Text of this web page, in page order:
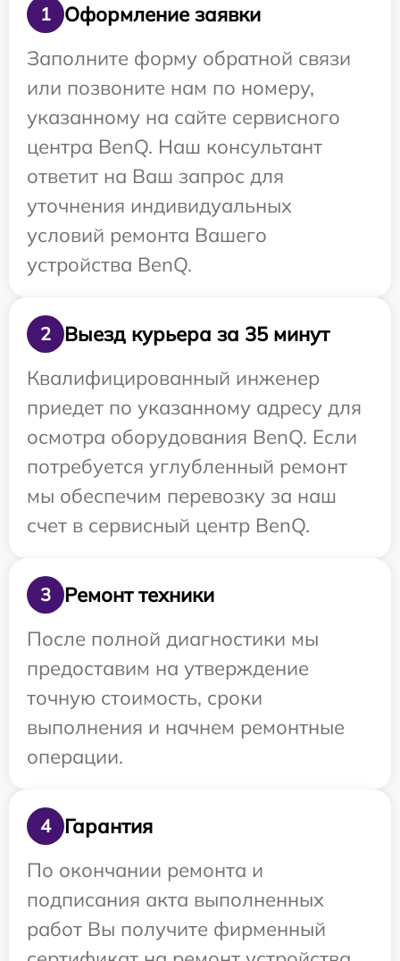
1
Оформление заявки
Заполните форму обратной связи
или позвоните нам по номеру,
указанному на сайте сервисного
центра BenQ. Наш консультант
ответит на Ваш запрос для
уточнения индивидуальных
условий ремонта Вашего
устройства BenQ.
2
Выезд курьера за 35 минут
Квалифицированный инженер
приедет по указанному адресу для
осмотра оборудования BenQ. Если
потребуется углубленный ремонт
мы обеспечим перевозку за наш
счет в сервисный центр BenQ.
3
Ремонт техники
После полной диагностики мы
предоставим на утверждение
точную стоимость, сроки
выполнения и начнем ремонтные
операции.
4
Гарантия
По окончании ремонта и
подписания акта выполненных
работ Вы получите фирменный